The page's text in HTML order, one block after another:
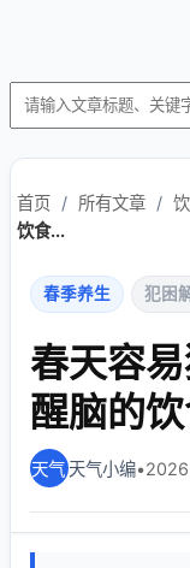
首页 / 所有文章 /
饮食...
春季养生 犯困
春天容
醒脑的
天气小编•